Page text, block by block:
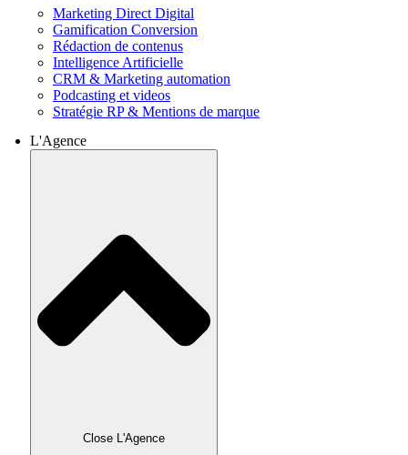
Marketing Direct Digital
Gamification Conversion
Rédaction de contenus
Intelligence Artificielle
CRM & Marketing automation
Podcasting et videos
Stratégie RP & Mentions de marque
L'Agence
Close L'Agence